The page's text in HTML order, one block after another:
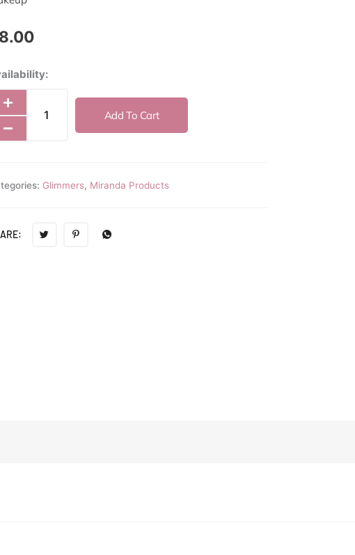
8.00
Miranda
quantity
Add To Cart
Glimmers, Miranda Products